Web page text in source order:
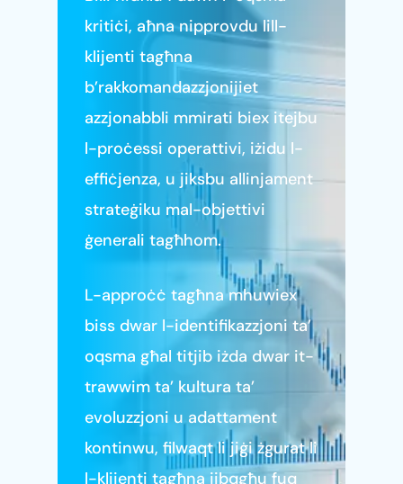
kritiċi, aħna nipprovdu lill-
klijenti tagħna
b’rakkomandazzjonijiet
azzjonabbli mmirati biex itejbu
l-proċessi operattivi, iżidu l-
effiċjenza, u jiksbu allinjament
strateġiku mal-objettivi
ġenerali tagħhom.
L-approċċ tagħna mhuwiex
biss dwar l-identifikazzjoni ta’
oqsma għal titjib iżda dwar it-
trawwim ta’ kultura ta’
evoluzzjoni u adattament
kontinwu, filwaqt li jiġi żgurat li
l-klijenti tagħna jibqgħu fuq